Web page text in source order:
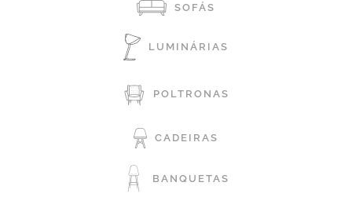
SOFÁS
LUMINÁRIAS
POLTRONAS
CADEIRAS
BANQUETAS